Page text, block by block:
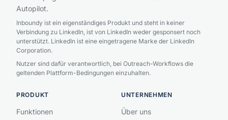
Autopilot.
Inboundy ist ein eigenständiges Produkt und steht in keiner
Verbindung zu LinkedIn, ist von LinkedIn weder gesponsert noch
unterstützt. LinkedIn ist eine eingetragene Marke der LinkedIn
Corporation.
Nutzer sind dafür verantwortlich, bei Outreach-Workflows die
geltenden Plattform-Bedingungen einzuhalten.
PRODUKT
Funktionen
UNTERNEHMEN
Über uns